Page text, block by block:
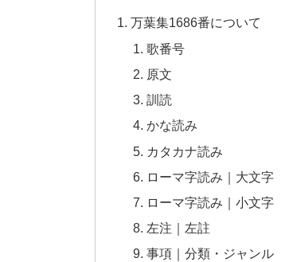
万葉集1686番について
歌番号
原文
訓読
かな読み
カタカナ読み
ローマ字読み｜大文字
ローマ字読み｜小文字
左注｜左註
事項｜分類・ジャンル